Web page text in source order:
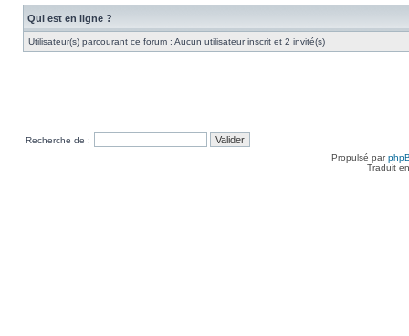
Qui est en ligne ?
Utilisateur(s) parcourant ce forum : Aucun utilisateur inscrit et 2 invité(s)
Recherche de :
Propulsé par
Traduit